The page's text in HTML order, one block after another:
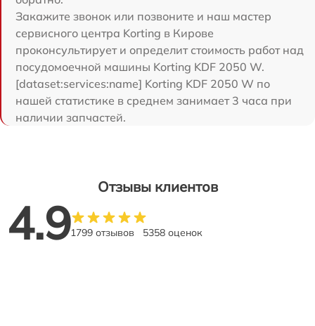
Закажите звонок или позвоните и наш мастер
сервисного центра Korting в Кирове
проконсультирует и определит стоимость работ над
посудомоечной машины Korting KDF 2050 W.
[dataset:services:name] Korting KDF 2050 W по
нашей статистике в среднем занимает 3 часа при
наличии запчастей.
Отзывы клиентов
4.91799 отзывов 5358 оценок